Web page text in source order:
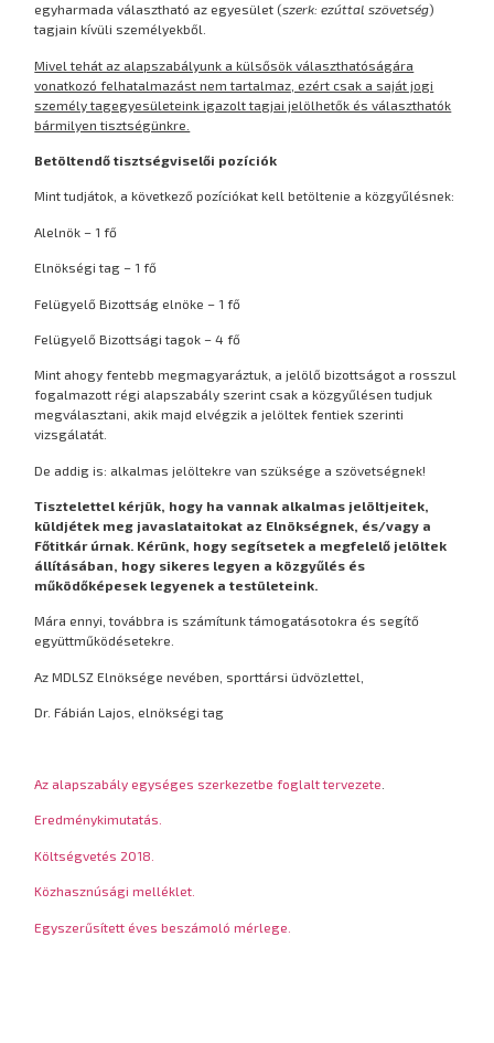
egyharmada választható az egyesület (szerk: ezúttal szövetség)
tagjain kívüli személyekből.
Mivel tehát az alapszabályunk a külsősök választhatóságára
vonatkozó felhatalmazást nem tartalmaz, ezért csak a saját jogi
személy tagegyesületeink igazolt tagjai jelölhetők és választhatók
bármilyen tisztségünkre.
Betöltendő tisztségviselői pozíciók
Mint tudjátok, a következő pozíciókat kell betöltenie a közgyűlésnek:
Alelnök – 1 fő
Elnökségi tag – 1 fő
Felügyelő Bizottság elnöke – 1 fő
Felügyelő Bizottsági tagok – 4 fő
Mint ahogy fentebb megmagyaráztuk, a jelölő bizottságot a rosszul
fogalmazott régi alapszabály szerint csak a közgyűlésen tudjuk
megválasztani, akik majd elvégzik a jelöltek fentiek szerinti
vizsgálatát.
De addig is: alkalmas jelöltekre van szüksége a szövetségnek!
Tisztelettel kérjük, hogy ha vannak alkalmas jelöltjeitek,
küldjétek meg javaslataitokat az Elnökségnek, és/vagy a
Főtitkár úrnak. Kérünk, hogy segítsetek a megfelelő jelöltek
állításában, hogy sikeres legyen a közgyűlés és
működőképesek legyenek a testületeink.
Mára ennyi, továbbra is számítunk támogatásotokra és segítő
együttműködésetekre.
Az MDLSZ Elnöksége nevében, sporttársi üdvözlettel,
Dr. Fábián Lajos, elnökségi tag
Az alapszabály egységes szerkezetbe foglalt tervezete
Eredménykimutatás.
Költségvetés 2018.
Közhasznúsági melléklet.
Egyszerűsített éves beszámoló mérlege.